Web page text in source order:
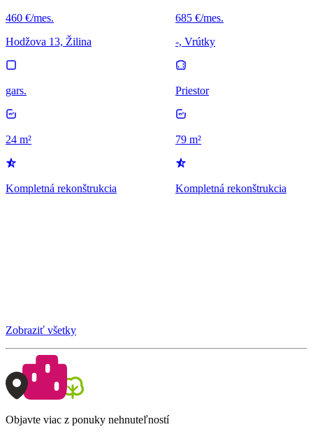
460 €/mes.
Hodžova 13, Žilina
gars.
24 m²
Kompletná rekonštrukcia
685 €/mes.
-, Vrútky
Priestor
79 m²
Kompletná rekonštrukcia
Zobraziť všetky
Objavte viac z ponuky nehnuteľností